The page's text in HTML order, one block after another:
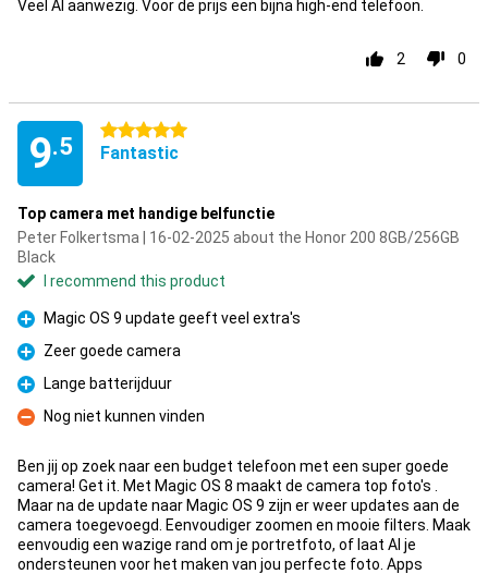
Veel AI aanwezig. Voor de prijs een bijna high-end telefoon.
2 0
9.5
5 stars
Fantastic
Top camera met handige belfunctie
Peter Folkertsma | 16-02-2025 about the Honor 200 8GB/256GB
Black
I recommend this product
Pro
Magic OS 9 update geeft veel extra's
Pro
Zeer goede camera
Pro
Lange batterijduur
Con
Nog niet kunnen vinden
Ben jij op zoek naar een budget telefoon met een super goede
camera! Get it. Met Magic OS 8 maakt de camera top foto's .
Maar na de update naar Magic OS 9 zijn er weer updates aan de
camera toegevoegd. Eenvoudiger zoomen en mooie filters. Maak
eenvoudig een wazige rand om je portretfoto, of laat AI je
ondersteunen voor het maken van jou perfecte foto. Apps